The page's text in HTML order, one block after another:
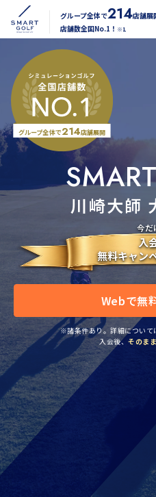
グループ全体で214店舗展
店舗数全国No.1！ ※1
グループ全体で214店舗展開
川崎大師
今だ
入
無料キャン
Webで無
※諸条件あり。詳細について
入会後、そのま